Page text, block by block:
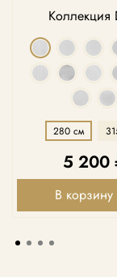
Коллекция
280 см
5 200
В корзину